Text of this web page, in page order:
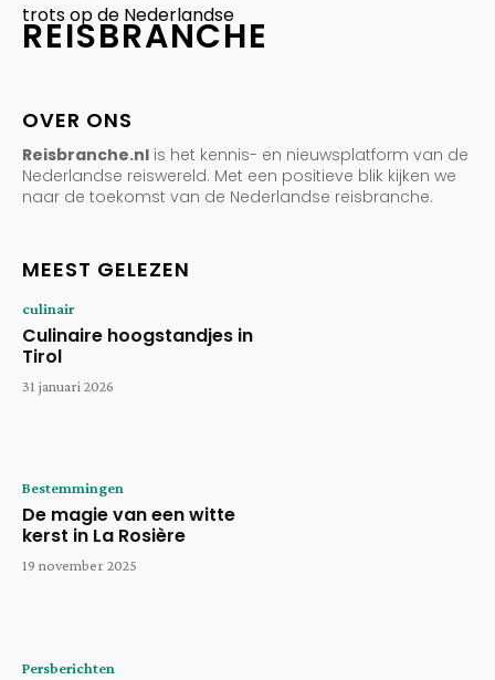
trots op de Nederlandse
REISBRANCHE
OVER ONS
Reisbranche.nl is het kennis- en nieuwsplatform van de
Nederlandse reiswereld. Met een positieve blik kijken we
naar de toekomst van de Nederlandse reisbranche.
MEEST GELEZEN
culinair
Culinaire hoogstandjes in
Tirol
31 januari 2026
Bestemmingen
De magie van een witte
kerst in La Rosière
19 november 2025
Persberichten